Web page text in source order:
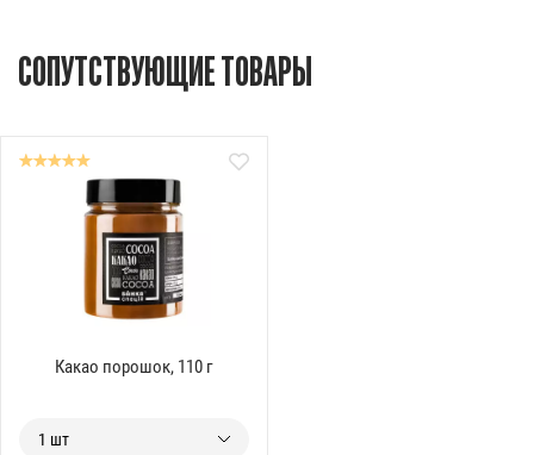
СОПУТСТВУЮЩИЕ ТОВАРЫ
Какао порошок, 110 г
1 шт